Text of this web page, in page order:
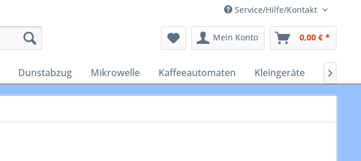
Service/Hilfe/Kontakt
Mein Konto 0,00 € *
Dunstabzug Mikrowelle Kaffeeautomaten Kleingeräte 